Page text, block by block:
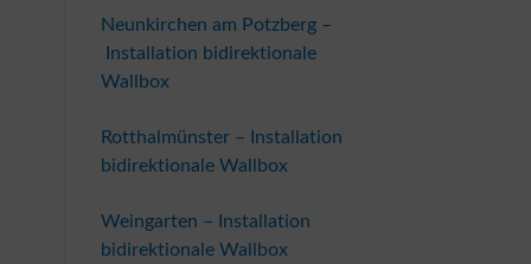
Neunkirchen am Potzberg –
Installation bidirektionale
Wallbox
Rotthalmünster – Installation
bidirektionale Wallbox
Weingarten – Installation
bidirektionale Wallbox